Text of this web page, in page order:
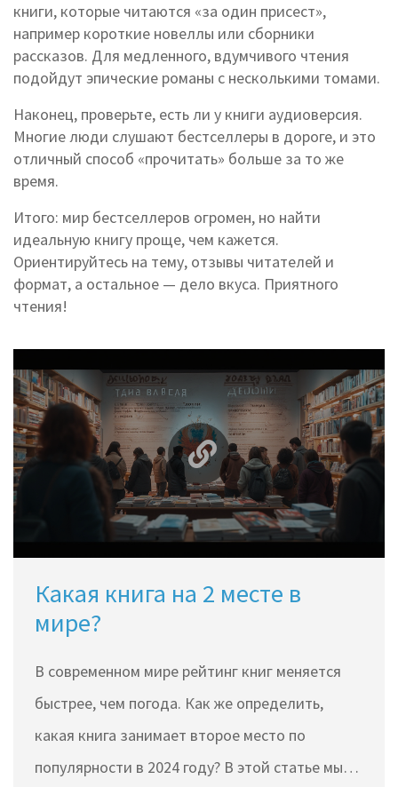
книги, которые читаются «за один присест»,
например короткие новеллы или сборники
рассказов. Для медленного, вдумчивого чтения
подойдут эпические романы с несколькими томами.
Наконец, проверьте, есть ли у книги аудиоверсия.
Многие люди слушают бестселлеры в дороге, и это
отличный способ «прочитать» больше за то же
время.
Итого: мир бестселлеров огромен, но найти
идеальную книгу проще, чем кажется.
Ориентируйтесь на тему, отзывы читателей и
формат, а остальное — дело вкуса. Приятного
чтения!
Какая книга на 2 месте в
мире?
В современном мире рейтинг книг меняется
быстрее, чем погода. Как же определить,
какая книга занимает второе место по
популярности в 2024 году? В этой статье мы